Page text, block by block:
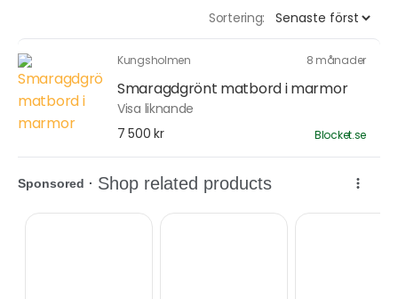
Sortering:
Kungsholmen 8 månader
Smaragdgrönt matbord i marmor
Visa liknande
7 500 kr
Blocket.se